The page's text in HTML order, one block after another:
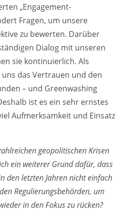
„Engagement-
Fragen, um unsere
zu bewerten. Darüber
Dialog mit unseren
sie kontinuierlich. Als
das Vertrauen und den
– und Greenwashing
ist es ein sehr ernstes
Aufmerksamkeit und Einsatz
geopolitischen Krisen
ein weiterer Grund dafür, dass
den letzten Jahren nicht einfach
Regulierungsbehörden, um
in den Fokus zu rücken?